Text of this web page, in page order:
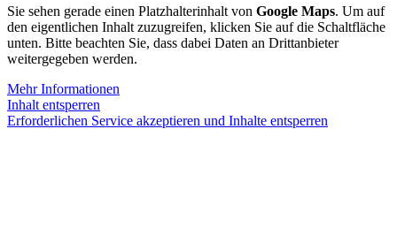
Sie sehen gerade einen Platzhalterinhalt von Google Maps. Um auf
den eigentlichen Inhalt zuzugreifen, klicken Sie auf die Schaltfläche
unten. Bitte beachten Sie, dass dabei Daten an Drittanbieter
weitergegeben werden.
Mehr Informationen
Inhalt entsperren
Erforderlichen Service akzeptieren und Inhalte entsperren